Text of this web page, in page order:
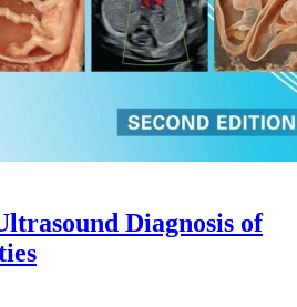
Diagnosis of